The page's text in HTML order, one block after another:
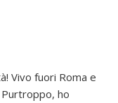
Vivo fuori Roma e
ho